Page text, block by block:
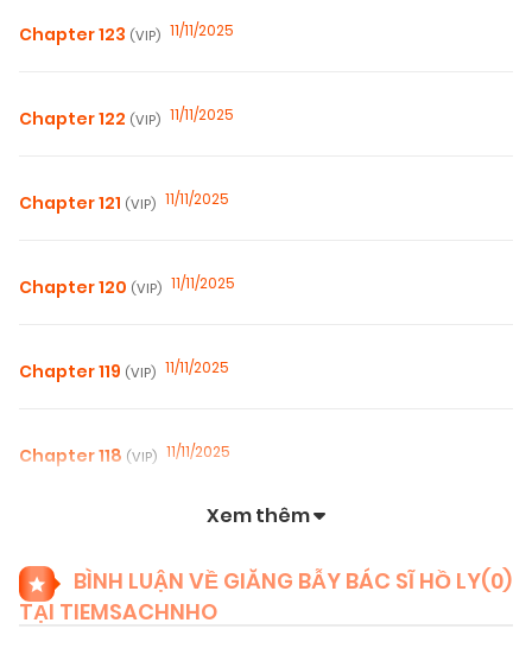
Chapter 123 (VIP) 11/11/2025
Chapter 122 (VIP) 11/11/2025
Chapter 121 (VIP) 11/11/2025
Chapter 120 (VIP) 11/11/2025
Chapter 119 (VIP) 11/11/2025
Chapter 118 (VIP) 11/11/2025
Chapter 116(VIP) 11/11/2025
Xem thêm
BÌNH LUẬN VỀ GIĂNG BẪY BÁC SĨ HỒ LY(0)
TẠI TIEMSACHNHO